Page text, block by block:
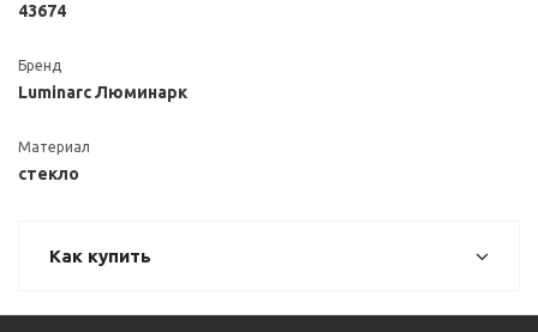
43674
Бренд
Luminarc Люминарк
Материал
стекло
Как купить